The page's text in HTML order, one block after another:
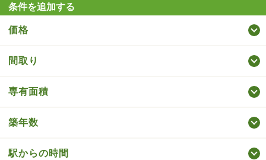
条件を追加する
価格
間取り
専有面積
築年数
駅からの時間